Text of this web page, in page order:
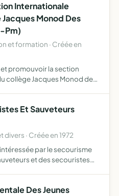
Internationale
Monod Des
Pm)
et formation · Créée en
promouvoir la section
collège Jacques Monod des
Et Sauveteurs
divers · Créée en 1972
par le secourisme
et des secouristes
Des Jeunes